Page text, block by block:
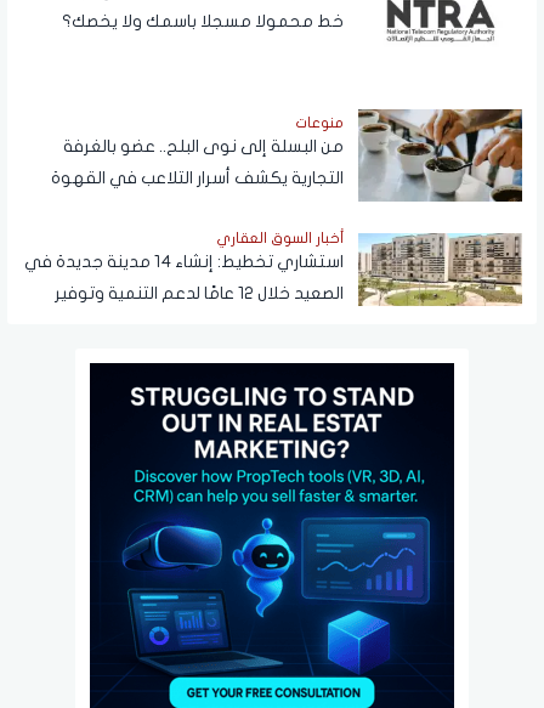
خط محمولا مسجلا باسمك ولا يخصك؟
منوعات
من البسلة إلى نوى البلح.. عضو بالغرفة
التجارية يكشف أسرار التلاعب في القهوة
أخبار السوق العقاري
استشاري تخطيط: إنشاء 14 مدينة جديدة في
الصعيد خلال 12 عامًا لدعم التنمية وتوفير